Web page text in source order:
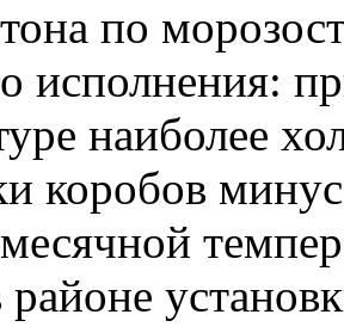
по
исполнения:
наиболее
коробов
районе